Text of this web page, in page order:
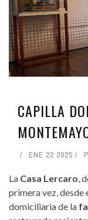
CAPILLA
ENE 22 2025
La Casa Lercaro,
primera vez, desde
domiciliaria de la